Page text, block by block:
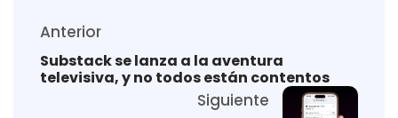
Anterior
Substack se lanza a la aventura
televisiva, y no todos están contentos
Siguiente